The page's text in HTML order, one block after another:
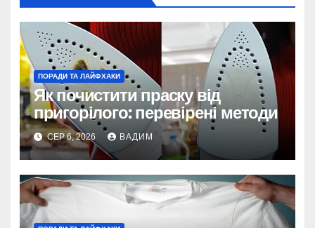
ПОРАДИ ТА ЛАЙФХАКИ
Як почистити праску від
пригорілого: перевірені методи
СЕР 6, 2026 ВАДИМ